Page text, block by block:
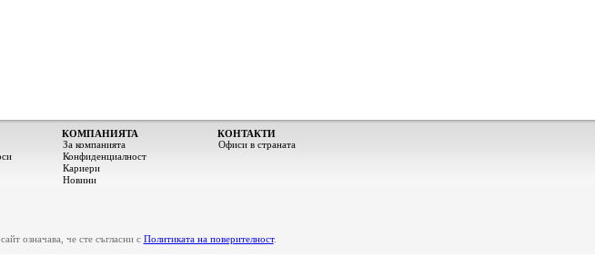
КОМПАНИЯТА
За компанията
Конфиденциалност
Кариери
Новини
КОНТАКТИ
Офиси в страната
означава, че сте съгласни с Политиката на поверителност.